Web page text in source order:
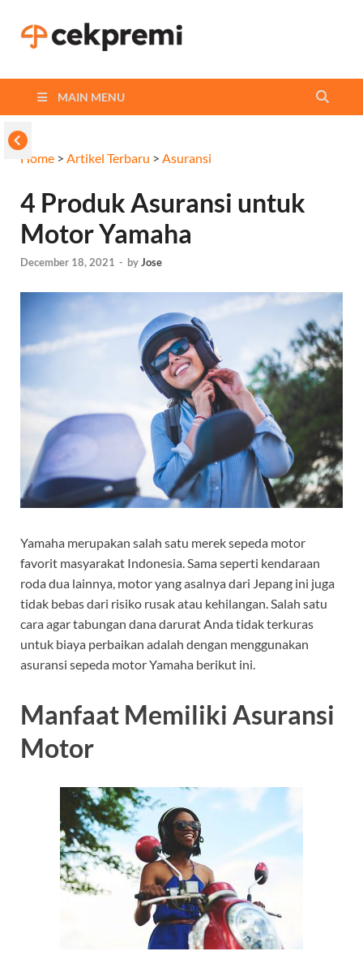
MAIN MENU
Home > Artikel Terbaru > Asuransi
4 Produk Asuransi untuk
Motor Yamaha
December 18, 2021 - byJose
Yamaha merupakan salah satu merek sepeda motor
favorit masyarakat Indonesia. Sama seperti kendaraan
roda dua lainnya, motor yang asalnya dari Jepang ini juga
tidak bebas dari risiko rusak atau kehilangan. Salah satu
cara agar tabungan dana darurat Anda tidak terkuras
untuk biaya perbaikan adalah dengan menggunakan
asuransi sepeda motor Yamaha berikut ini.
Manfaat Memiliki Asuransi
Motor